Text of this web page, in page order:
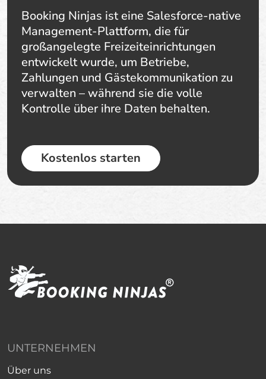
Booking Ninjas ist eine Salesforce-native
Management-Plattform, die für
großangelegte Freizeiteinrichtungen
entwickelt wurde, um Betriebe,
Zahlungen und Gästekommunikation zu
verwalten – während sie die volle
Kontrolle über ihre Daten behalten.
Kostenlos starten
UNTERNEHMEN
Über uns